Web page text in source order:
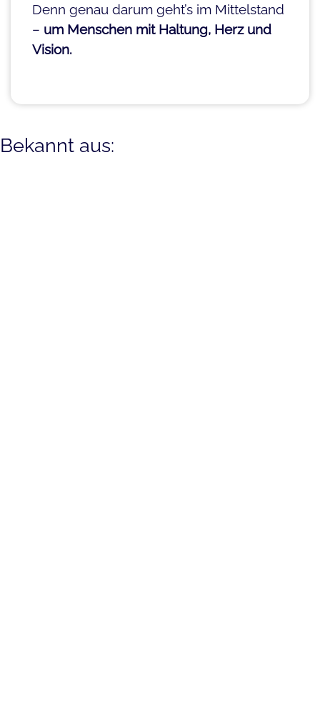
Denn genau darum geht’s im Mittelstand
– um Menschen mit Haltung, Herz und
Vision.
Bekannt aus: